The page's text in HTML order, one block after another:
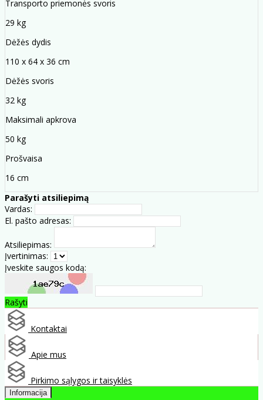
Transporto priemonės svoris
29 kg
Dėžės dydis
110 x 64 x 36 cm
Dėžės svoris
32 kg
Maksimali apkrova
50 kg
Prošvaisa
16 cm
Parašyti atsiliepimą
Vardas:
El. pašto adresas:
Atsiliepimas:
Įvertinimas:
Įveskite saugos kodą:
Rašyti
Kontaktai
Apie mus
Pirkimo sąlygos ir taisyklės
Informacija